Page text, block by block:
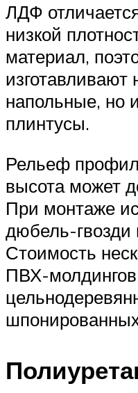
ЛДФ
низкой
материал,
изготавливают
напольные, но
плинтусы.
Рельеф
высота может
При монтаже
дюбель-гвозди
Стоимость
ПВХ-